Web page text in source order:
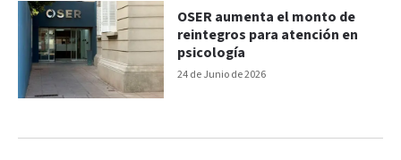
24 de Junio de 2026
OSER aumenta el monto de
reintegros para atención en
psicología